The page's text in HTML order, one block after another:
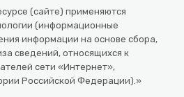
(сайте) применяются
(информационные
информации на основе сбора,
сведений, относящихся к
сети «Интернет»,
Российской Федерации).»